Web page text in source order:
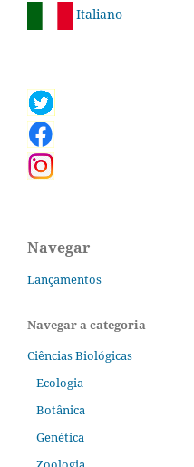
Italiano
Navegar
Lançamentos
Navegar a categoria
Ciências Biológicas
Ecologia
Botânica
Genética